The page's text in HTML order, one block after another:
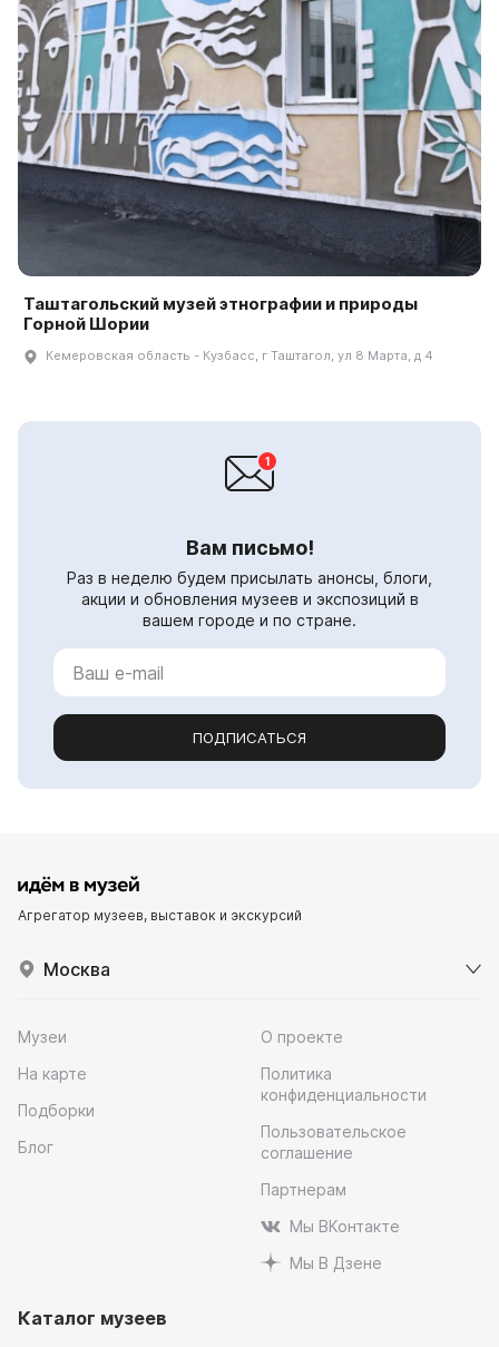
Таштагольский музей этнографии и природы
Горной Шории
Кемеровская область - Кузбасс, г Таштагол, ул 8 Марта, д 4
Вам письмо!
Раз в неделю будем присылать анонсы, блоги,
акции и обновления музеев и экспозиций в
вашем городе и по стране.
ПОДПИСАТЬСЯ
Агрегатор музеев, выставок и экскурсий
Москва
Музеи
На карте
Подборки
Блог
О проекте
Политика
конфиденциальности
Пользовательское
соглашение
Партнерам
Мы ВКонтакте
Мы В Дзене
Каталог музеев